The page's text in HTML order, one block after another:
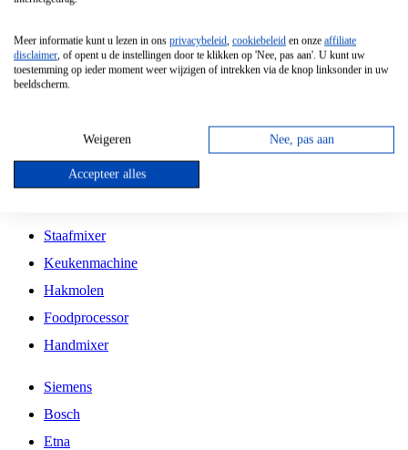
Vrijstaande Magnetron
Vrijstaande Kookplaat
Inbouw Gaskookplaat
Inbouw Keramische Kookplaat
Kookplaat Accessoires
Staafmixer
Keukenmachine
Hakmolen
Foodprocessor
Handmixer
Siemens
Bosch
Etna
Meer informatie kunt u lezen in ons privacybeleid, cookiebeleid en onze affiliate
disclaimer, of opent u de instellingen door te klikken op 'Nee, pas aan'. U kunt uw
toestemming op ieder moment weer wijzigen of intrekken via de knop linksonder in uw
beeldscherm.
Weigeren Nee, pas aan
Accepteer alles